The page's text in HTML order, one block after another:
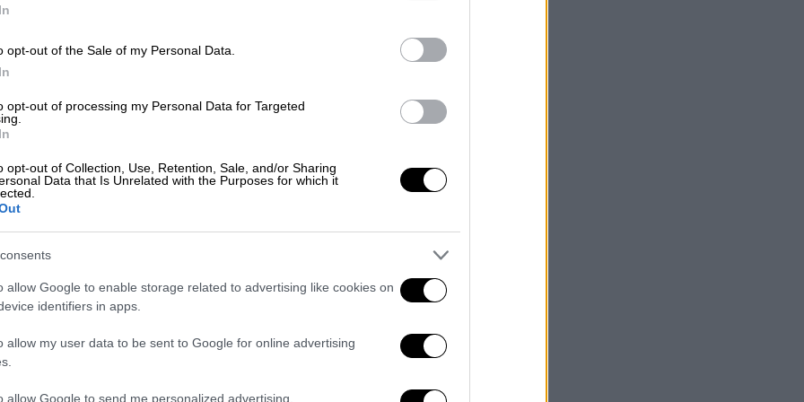
opt-out of the Sale of my Personal Data.
opt-out of processing my Personal Data for Targeted
opt-out of Collection, Use, Retention, Sale, and/or Sharing
Data that Is Unrelated with the Purposes for which it
allow Google to enable storage related to advertising like cookies on
identifiers in apps.
allow my user data to be sent to Google for online advertising
allow Google to send me personalized advertising.
02.05.2021 21:10
πρώτη φορά μετά το 2010 - Πάρτι
Η Αταλάντα γκέλαρε με τη Σασουόλο
και η Ιντερ κατέκτησε και μαθηματικά
μετά από 11 χρόνια
Αθλητισμός|18.01.2021 00:22
Η Ιντερ πήρε το ντέρμπι με τη
Γιουβέντους και πάτησε κορυφή